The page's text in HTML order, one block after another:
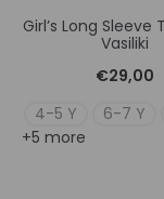
Girl’s Long Sleeve
Vasiliki
€29,00
4-5 Y
6-7 Y
+5 more